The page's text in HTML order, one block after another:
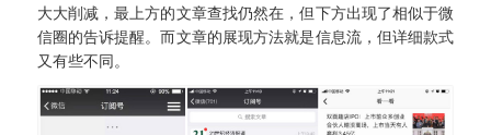
大大削减，最上方的文章查找仍然在，但下方出现了相似于微
信圈的告诉提醒。而文章的展现方法就是信息流，但详细款式
又有些不同。